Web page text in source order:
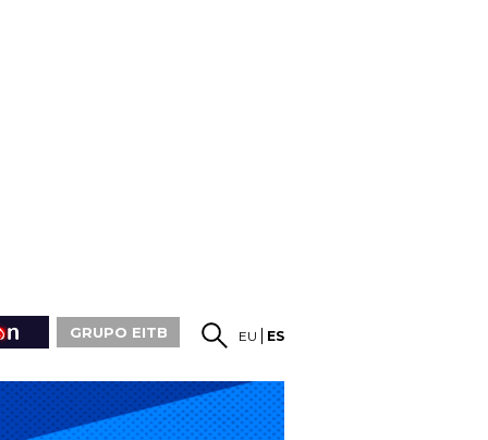
GRUPO EITB EU ES